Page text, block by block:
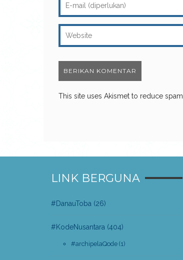
This site uses Akismet to reduce spam.
LINK BERGUNA
#DanauToba (26)
#KodeNusantara (404)
#archipelaQode (1)